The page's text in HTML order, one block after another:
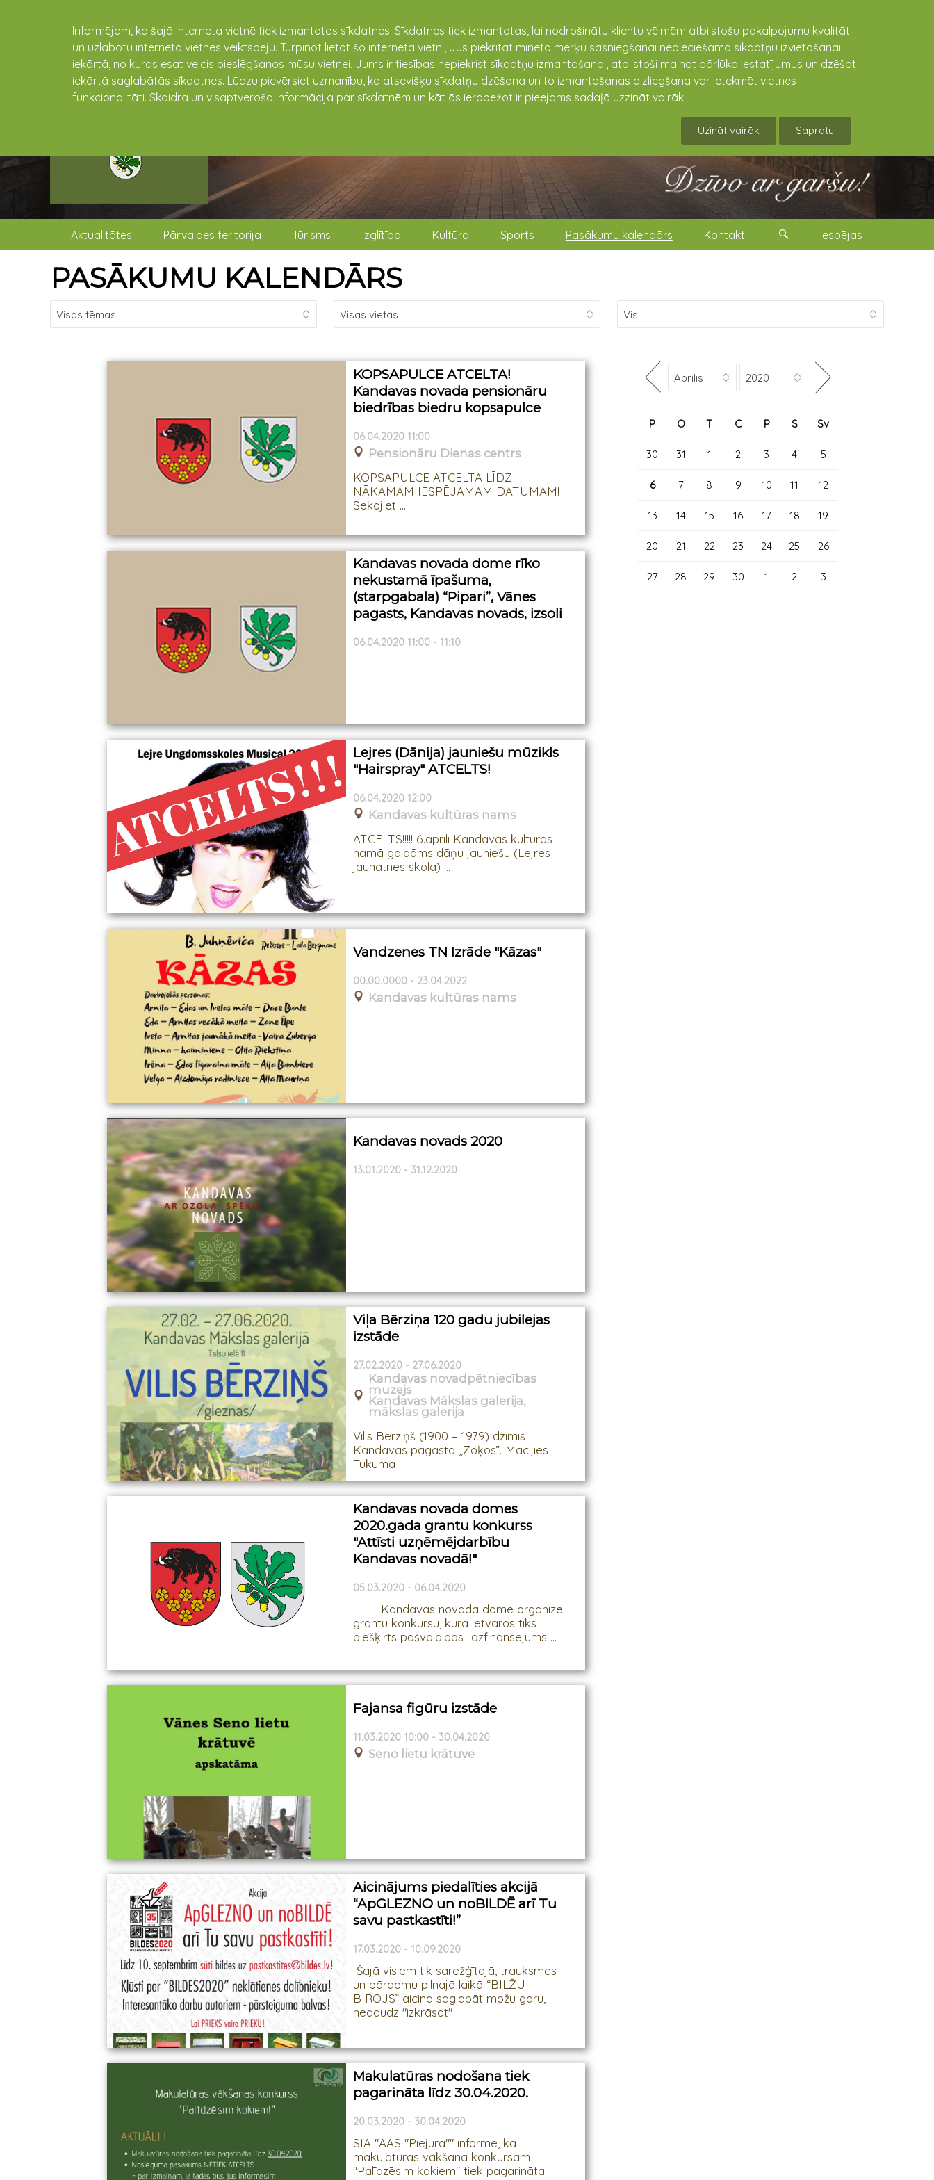
Informējam, ka šajā interneta vietnē tiek izmantotas sīkdatnes. Sīkdatnes tiek izmantotas, lai nodrošinātu klientu vēlmēm atbilstošu pakalpojumu kvalitāti
un uzlabotu interneta vietnes veiktspēju. Turpinot lietot šo interneta vietni, Jūs piekrītat minēto mērķu sasniegšanai nepieciešamo sīkdatņu izvietošanai
iekārtā, no kuras esat veicis pieslēgšanos mūsu vietnei. Jums ir tiesības nepiekrist sīkdatņu izmantošanai, atbilstoši mainot pārlūka iestatījumus un dzēšot
iekārtā saglabātās sīkdatnes. Lūdzu pievērsiet uzmanību, ka atsevišķu sīkdatņu dzēšana un to izmantošanas aizliegšana var ietekmēt vietnes
funkcionalitāti. Skaidra un visaptveroša informācija par sīkdatnēm un kāt ās ierobežot ir pieejams sadaļā uzzināt vairāk.
Uzināt vairāk Sapratu
Aktualitātes Pārvaldes teritorija Tūrisms Izglītība Kultūra Sports Pasākumu kalendārs Kontakti Iespējas
PASĀKUMU KALENDĀRS
KOPSAPULCE ATCELTA!
Kandavas novada pensionāru
biedrības biedru kopsapulce
06.04.2020 11:00
Pensionāru Dienas centrs
KOPSAPULCE ATCELTA LĪDZ
NĀKAMAM IESPĒJAMAM DATUMAM!
Sekojiet ...
Kandavas novada dome rīko
nekustamā īpašuma,
(starpgabala) “Pipari”, Vānes
pagasts, Kandavas novads, izsoli
06.04.2020 11:00 - 11:10
Lejres (Dānija) jauniešu mūzikls
"Hairspray" ATCELTS!
06.04.2020 12:00
Kandavas kultūras nams
ATCELTS!!!!! 6.aprīlī Kandavas kultūras
namā gaidāms dāņu jauniešu (Lejres
jaunatnes skola) ...
Vandzenes TN Izrāde "Kāzas"
00.00.0000 - 23.04.2022
Kandavas kultūras nams
Kandavas novads 2020
13.01.2020 - 31.12.2020
Viļa Bērziņa 120 gadu jubilejas
izstāde
27.02.2020 - 27.06.2020
Kandavas novadpētniecības
muzejs
Kandavas Mākslas galerija,
mākslas galerija
Vilis Bērziņš (1900 – 1979) dzimis
Kandavas pagasta „Zoķos”. Mācījies
Tukuma ...
Kandavas novada domes
2020.gada grantu konkurss
"Attīsti uzņēmējdarbību
Kandavas novadā!"
05.03.2020 - 06.04.2020
Kandavas novada dome organizē
grantu konkursu, kura ietvaros tiks
piešķirts pašvaldības līdzfinansējums ...
Fajansa figūru izstāde
11.03.2020 10:00 - 30.04.2020
Seno lietu krātuve
Aicinājums piedalīties akcijā
“ApGLEZNO un noBILDĒ arī Tu
savu pastkastīti!”
17.03.2020 - 10.09.2020
Šajā visiem tik sarežģītajā, trauksmes
un pārdomu pilnajā laikā “BILŽU
BIROJS” aicina saglabāt možu garu,
nedaudz "izkrāsot" ...
Makulatūras nodošana tiek
pagarināta līdz 30.04.2020.
20.03.2020 - 30.04.2020
SIA "AAS "Piejūra"" informē, ka
makulatūras vākšana konkursam
"Palīdzēsim kokiem" tiek pagarināta
P O T C P S Sv
30 31 1 2 3 4 5
6 7 8 9 10 11 12
13 14 15 16 17 18 19
20 21 22 23 24 25 26
27 28 29 30 1 2 3